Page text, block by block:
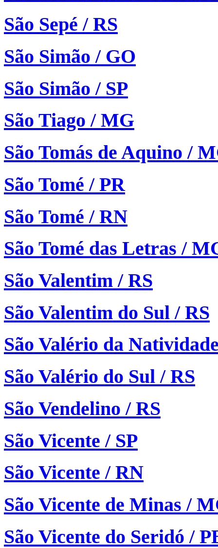
São Sepé / RS
São Simão / GO
São Simão / SP
São Tiago / MG
São Tomás de Aquino /
São Tomé / PR
São Tomé / RN
São Tomé das Letras /
São Valentim / RS
São Valentim do Sul / RS
São Valério da
São Valério do Sul / RS
São Vendelino / RS
São Vicente / SP
São Vicente / RN
São Vicente de Minas /
São Vicente do Seridó /